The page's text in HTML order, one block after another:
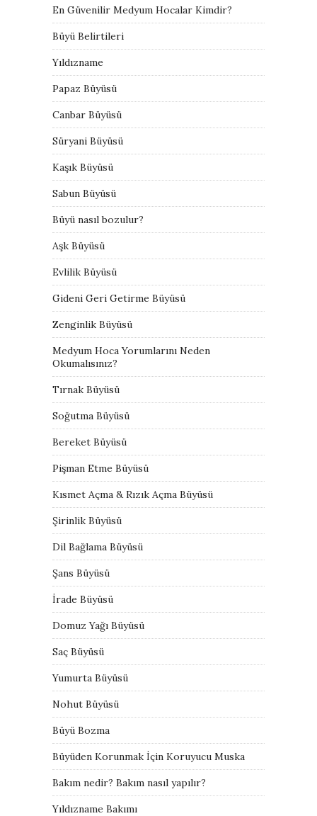
En Güvenilir Medyum Hocalar Kimdir?
Büyü Belirtileri
Yıldızname
Papaz Büyüsü
Canbar Büyüsü
Süryani Büyüsü
Kaşık Büyüsü
Sabun Büyüsü
Büyü nasıl bozulur?
Aşk Büyüsü
Evlilik Büyüsü
Gideni Geri Getirme Büyüsü
Zenginlik Büyüsü
Medyum Hoca Yorumlarını Neden
Okumalısınız?
Tırnak Büyüsü
Soğutma Büyüsü
Bereket Büyüsü
Pişman Etme Büyüsü
Kısmet Açma & Rızık Açma Büyüsü
Şirinlik Büyüsü
Dil Bağlama Büyüsü
Şans Büyüsü
İrade Büyüsü
Domuz Yağı Büyüsü
Saç Büyüsü
Yumurta Büyüsü
Nohut Büyüsü
Büyü Bozma
Büyüden Korunmak İçin Koruyucu Muska
Bakım nedir? Bakım nasıl yapılır?
Yıldızname Bakımı